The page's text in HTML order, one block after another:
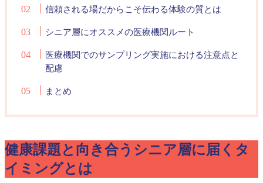
信頼される場だからこそ伝わる体験の質とは
シニア層にオススメの医療機関ルート
医療機関でのサンプリング実施における注意点と
配慮
まとめ
健康課題と向き合うシニア層に届くタ
イミングとは